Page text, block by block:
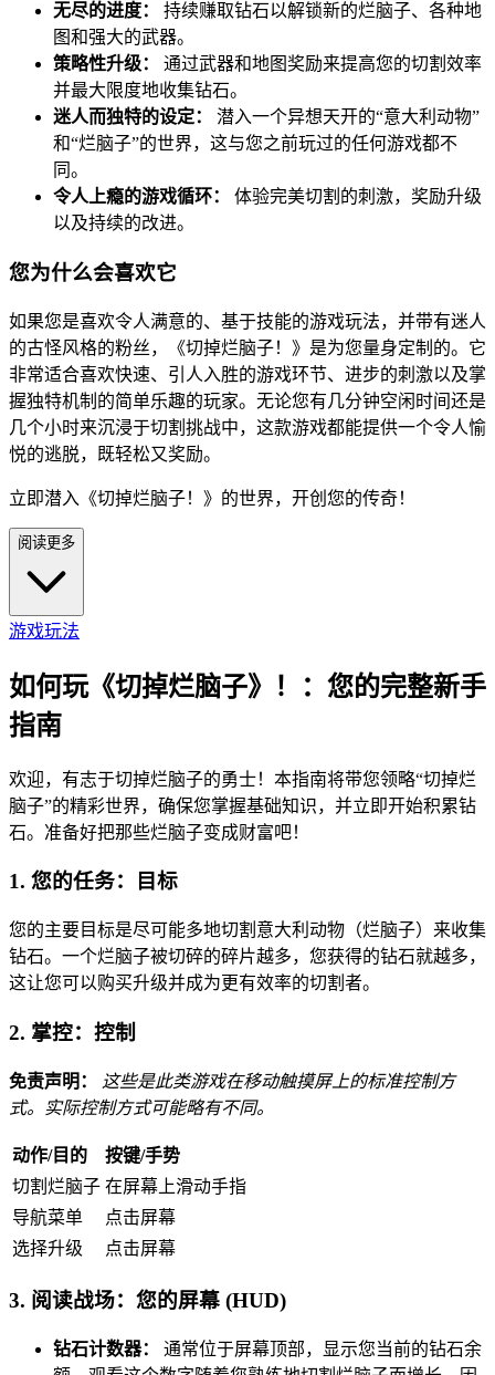
无尽的进度：
持续赚取钻石以解锁新的烂脑子、各种地
图和强大的武器。
策略性升级：
通过武器和地图奖励来提高您的切割效率
并最大限度地收集钻石。
迷人而独特的设定：
潜入一个异想天开的“意大利动物”
和“烂脑子”的世界，这与您之前玩过的任何游戏都不
同。
令人上瘾的游戏循环：
体验完美切割的刺激，奖励升级
以及持续的改进。
您为什么会喜欢它
如果您是喜欢令人满意的、基于技能的游戏玩法，并带有迷人
的古怪风格的粉丝，《切掉烂脑子！》是为您量身定制的。它
非常适合喜欢快速、引人入胜的游戏环节、进步的刺激以及掌
握独特机制的简单乐趣的玩家。无论您有几分钟空闲时间还是
几个小时来沉浸于切割挑战中，这款游戏都能提供一个令人愉
悦的逃脱，既轻松又奖励。
立即潜入《切掉烂脑子！》的世界，开创您的传奇！
阅读更多
游戏玩法
如何玩《切掉烂脑子》！：您的完整新手
指南
欢迎，有志于切掉烂脑子的勇士！本指南将带您领略“切掉烂
脑子”的精彩世界，确保您掌握基础知识，并立即开始积累钻
石。准备好把那些烂脑子变成财富吧！
1. 您的任务：目标
您的主要目标是尽可能多地切割意大利动物（烂脑子）来收集
钻石。一个烂脑子被切碎的碎片越多，您获得的钻石就越多，
这让您可以购买升级并成为更有效率的切割者。
2. 掌控：控制
免责声明：
这些是此类游戏在移动触摸屏上的标准控制方
式。实际控制方式可能略有不同。
动作/目的
按键/手势
切割烂脑子 在屏幕上滑动手指
导航菜单
点击屏幕
选择升级
点击屏幕
3. 阅读战场：您的屏幕 (HUD)
钻石计数器：
通常位于屏幕顶部，显示您当前的钻石余